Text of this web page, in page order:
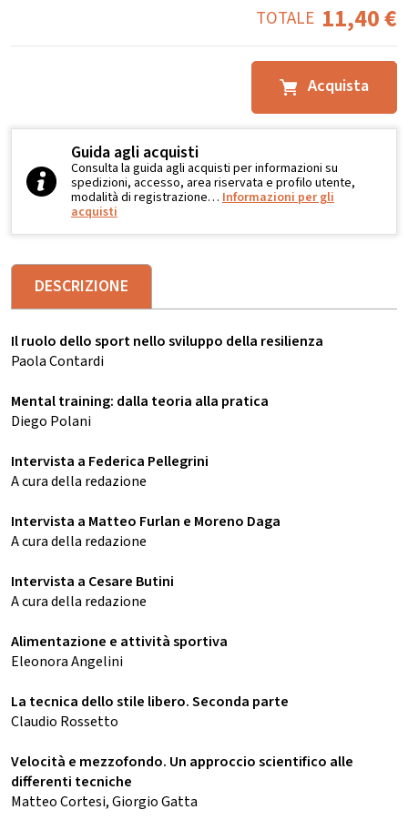
TOTALE 11,40€
Acquista
Guida agli acquisti
Consulta la guida agli acquisti per informazioni su
spedizioni, accesso, area riservata e profilo utente,
modalità di registrazione… Informazioni per gli
acquisti
DESCRIZIONE
Il ruolo dello sport nello sviluppo della resilienza
Paola Contardi
Mental training: dalla teoria alla pratica
Diego Polani
Intervista a Federica Pellegrini
A cura della redazione
Intervista a Matteo Furlan e Moreno Daga
A cura della redazione
Intervista a Cesare Butini
A cura della redazione
Alimentazione e attività sportiva
Eleonora Angelini
La tecnica dello stile libero. Seconda parte
Claudio Rossetto
Velocità e mezzofondo. Un approccio scientifico alle
differenti tecniche
Matteo Cortesi, Giorgio Gatta